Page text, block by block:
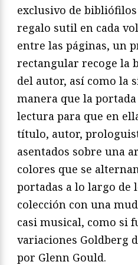
exclusivo de
regalo sutil en cada
entre las páginas, un
rectangular recoge la
del autor, así como la
manera que la
lectura para que en
título, autor,
asentados sobre una
colores que se
portadas a lo largo de
colección con una
casi musical, como si
variaciones Goldberg
por Glenn Gould.